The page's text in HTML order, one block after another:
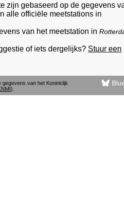
zijn gebaseerd op de gegevens
alle officiële meetstations in
van het meetstation in
of iets dergelijks? Stuur een
van het Koninklijk
).